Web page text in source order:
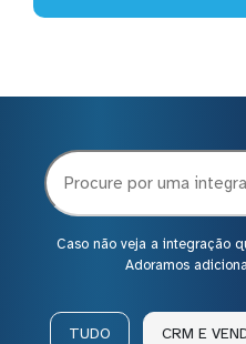
Caso não veja a integração
Adoramos
TUDO CRM E